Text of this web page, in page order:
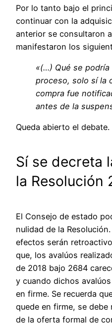
Por lo tanto bajo el
continuar con la
anterior se consultaron
manifestaron los
«(…) Qué se
proceso, solo sí la
compra fue
antes de la
Queda abierto el debate.
Sí se decreta
la Resolución
El Consejo de estado
nulidad de la
efectos serán
que, los avalúos
de 2018 bajo 2684
y cuando dichos
en firme. Se recuerda
quede en firme, se
de la oferta formal de